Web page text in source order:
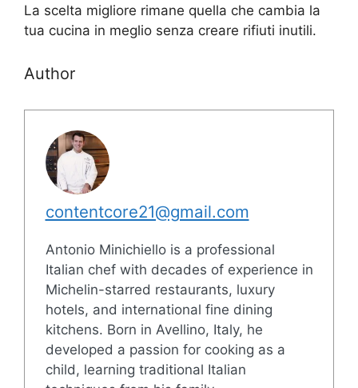
La scelta migliore rimane quella che cambia la
tua cucina in meglio senza creare rifiuti inutili.
Author
contentcore21@gmail.com
Antonio Minichiello is a professional
Italian chef with decades of experience in
Michelin-starred restaurants, luxury
hotels, and international fine dining
kitchens. Born in Avellino, Italy, he
developed a passion for cooking as a
child, learning traditional Italian